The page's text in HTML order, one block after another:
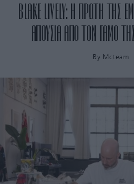
BLAKE LIVELY: Η ΠΡΩΤΗ ΤΗΣ
ΑΠΟΥΣΙΑ ΑΠΟ ΤΟΝ ΓΑΜΟ ΤΗΣ
By Mcteam